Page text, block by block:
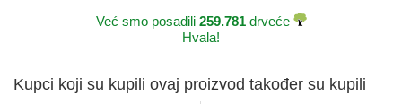
Već smo posadili 259.781drveće
Hvala!
Kupci koji su kupili ovaj proizvod također su kupili